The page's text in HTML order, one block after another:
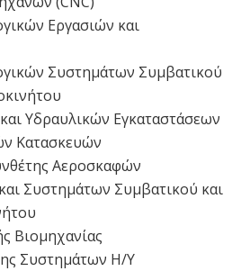
Εργασιών και
Συστημάτων Συμβατικού
Υδραυλικών Εγκαταστάσεων
Κατασκευών
Αεροσκαφών
Συστημάτων Συμβατικού και
Βιομηχανίας
Συστημάτων Η/Υ